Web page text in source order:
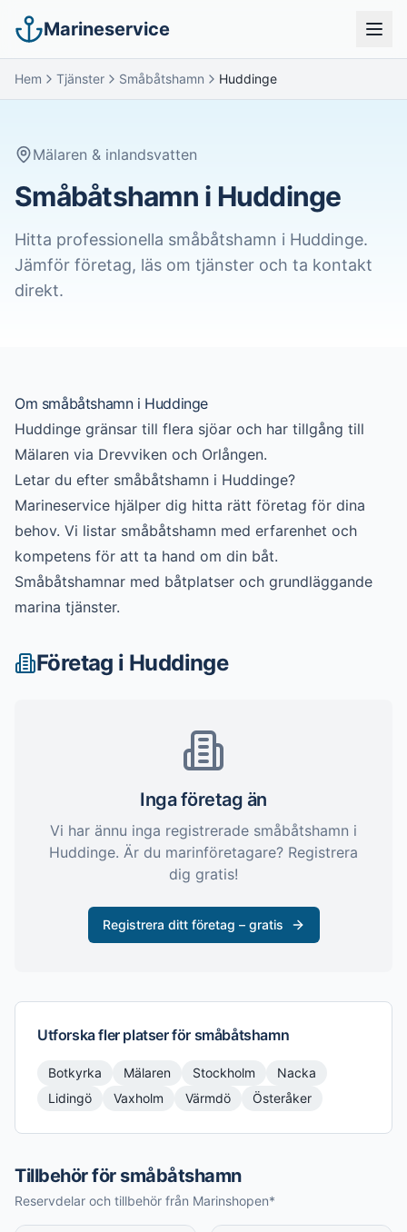
Marineservice
Hem Tjänster Småbåtshamn Huddinge
Mälaren & inlandsvatten
Småbåtshamn i Huddinge
Hitta professionella småbåtshamn i Huddinge.
Jämför företag, läs om tjänster och ta kontakt
direkt.
Om småbåtshamni Huddinge
Huddinge gränsar till flera sjöar och har tillgång till
Mälaren via Drevviken och Orlången.
Letar du efter småbåtshamn i Huddinge?
Marineservice hjälper dig hitta rätt företag för dina
behov. Vi listar småbåtshamn med erfarenhet och
kompetens för att ta hand om din båt.
Småbåtshamnar med båtplatser och grundläggande
marina tjänster.
Företag i Huddinge
Inga företag än
Vi har ännu inga registrerade småbåtshamn i
Huddinge. Är du marinföretagare? Registrera
dig gratis!
Registrera ditt företag – gratis
Utforska fler platser för småbåtshamn
Botkyrka Mälaren Stockholm
Nacka
Lidingö
Vaxholm Värmdö Österåker
Tillbehör för småbåtshamn
Reservdelar och tillbehör från Marinshopen*